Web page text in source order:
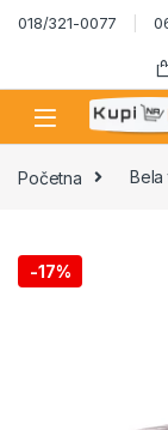
Skip to navigation
Skip to content
018/321-0077
Početna Bela
-17%